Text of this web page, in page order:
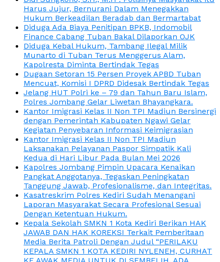
Harus Jujur, Bernurani Dalam Menegakkan
Hukum Berkeadilan Beradab dan Bermartabat
Diduga Ada Biaya Penitipan BPKB, Indomobil
Finance Cabang Tuban Bakal Dilaporkan OJK
Diduga Kebal Hukum, Tambang Ilegal Milik
Munarto di Tuban Terus Menggerus Alam,
Kapolresta Diminta Bertindak Tegas
Dugaan Setoran 15 Persen Proyek APBD Tuban
Mencuat, Komisi I DPRD Didesak Bertindak Tegas
Jelang HUT Polri ke – 79 dan Tahun Baru Islam,
Polres Jombang Gelar Liwetan Bhayangkara.
Kantor Imigrasi Kelas II Non TPI Madiun Bersinergi
dengan Pemerintah Kabupaten Ngawi Gelar
Kegiatan Penyebaran Informasi Keimigrasian
Kantor Imigrasi Kelas II Non TPI Madiun
Laksanakan Pelayanan Paspor Simpatik Kali
Kedua di Hari Libur Pada Bulan Mei 2026
Kapolres Jombang Pimpin Upacara Kenaikan
Pangkat Anggotanya, Tegaskan Peningkatan
Tanggung Jawab, Profesionalisme, dan Integritas.
Kasatreskrim Polres Kediri Sudah Menangani
Laporan Masyarakat Secara Profesional Sesuai
Dengan Ketentuan Hukum.
Kepala Sekolah SMKN 1 Kota Kediri Berikan HAK
JAWAB DAN HAK KOREKSI Terkait Pemberitaan
Media Berita Patroli Dengan Judul “PERILAKU
KEPALA SMKN 1 KOTA KEDIRI NYLENEH, CURHAT